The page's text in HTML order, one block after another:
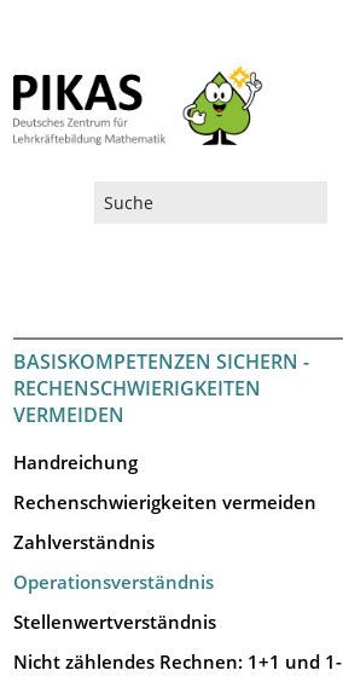
BASISKOMPETENZEN SICHERN -
RECHENSCHWIERIGKEITEN
VERMEIDEN
Handreichung
Rechenschwierigkeiten vermeiden
Zahlverständnis
Operationsverständnis
Stellenwertverständnis
Nicht zählendes Rechnen: 1+1 und 1-